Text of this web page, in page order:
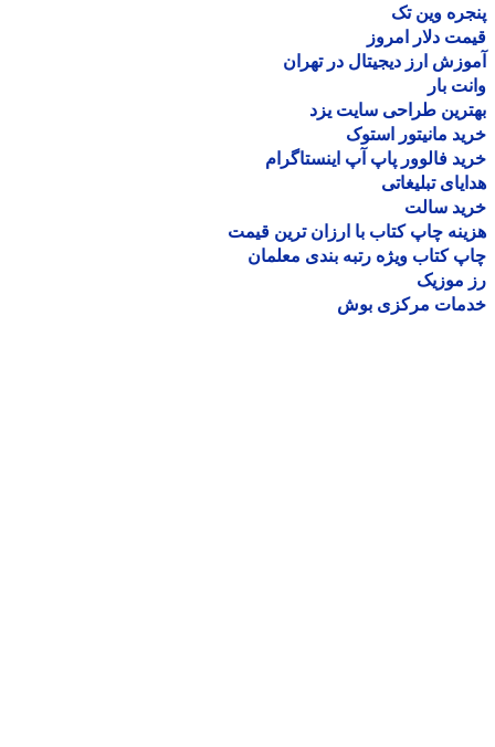
وین تک
دلار امروز
ارز دیجیتال در تهران
بار
طراحی سایت یزد
مانیتور استوک
فالوور پاپ آپ اینستاگرام
تبلیغاتی
سالت
چاپ کتاب با ارزان ترین قیمت
کتاب ویژه رتبه بندی معلمان
موزیک
مرکزی بوش